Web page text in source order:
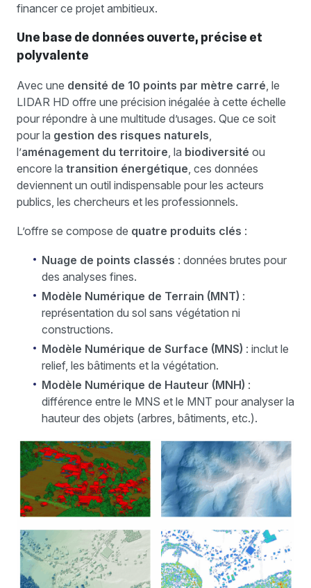
financer ce projet ambitieux.
Une base de données ouverte, précise et
polyvalente
Avec une densité de 10 points par mètre carré , le
LIDAR HD offre une précision inégalée à cette échelle
pour répondre à une multitude d’usages. Que ce soit
pour la gestion des risques naturels
l’aménagement du territoire , la biodiversité ou
encore la transition énergétique , ces données
deviennent un outil indispensable pour les acteurs
publics, les chercheurs et les professionnels.
L’offre se compose de quatre produits clés :
Nuage de points classés : données brutes pour
des analyses fines.
Modèle Numérique de Terrain (MNT) :
représentation du sol sans végétation ni
constructions.
Modèle Numérique de Surface (MNS) : inclut le
relief, les bâtiments et la végétation.
Modèle Numérique de Hauteur (MNH) :
différence entre le MNS et le MNT pour analyser la
hauteur des objets (arbres, bâtiments, etc.).